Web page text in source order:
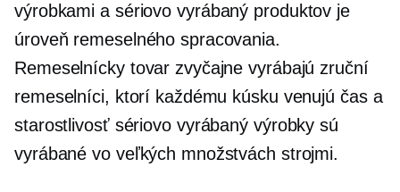
výrobkami a sériovo vyrábaný produktov je
úroveň remeselného spracovania.
Remeselnícky tovar zvyčajne vyrábajú zruční
remeselníci, ktorí každému kúsku venujú čas a
starostlivosť sériovo vyrábaný výrobky sú
vyrábané vo veľkých množstvách strojmi.